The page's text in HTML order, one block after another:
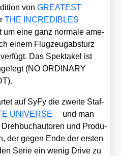
vonGREATEST
THE INCREDIBLES
um eine ganz nor­ma­le ame­
einem Flug­zeug­ab­sturz
Das Spek­ta­kel ist
(NO ORDINARY
auf SyFy die zwei­te Staf­
UNIVERSE
und man
und Pro­du­
der gegen Ende der ers­ten
Serie ein wenig Dri­ve zu